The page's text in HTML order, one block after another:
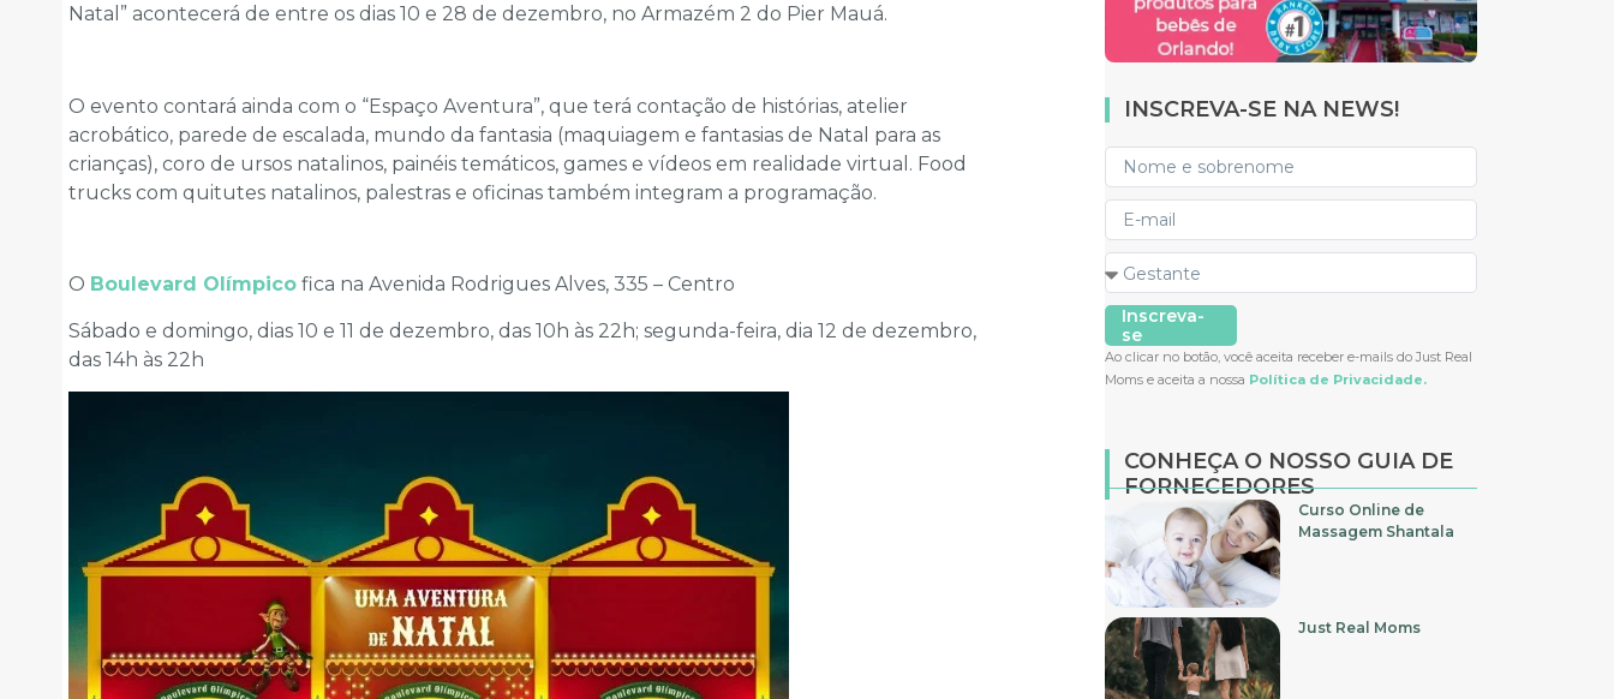
Natal” acontecerá de entre os dias 10 e 28 de dezembro, no Armazém 2 do Pier Mauá.
O evento contará ainda com o “Espaço Aventura”, que terá contação de histórias, atelier
acrobático, parede de escalada, mundo da fantasia (maquiagem e fantasias de Natal para as
crianças), coro de ursos natalinos, painéis temáticos, games e vídeos em realidade virtual. Food
trucks com quitutes natalinos, palestras e oficinas também integram a programação.
O Boulevard Olímpico fica na Avenida Rodrigues Alves, 335 – Centro
Sábado e domingo, dias 10 e 11 de dezembro, das 10h às 22h; segunda-feira, dia 12 de dezembro,
das 14h às 22h
INSCREVA-SE NA NEWS!
Inscreva-
se
Ao clicar no botão, você aceita receber e-mails do Just Real
Moms e aceita a nossa Política de Privacidade.
CONHEÇA O NOSSO GUIA DE
FORNECEDORES
Curso Online de
Massagem Shantala
Just Real Moms